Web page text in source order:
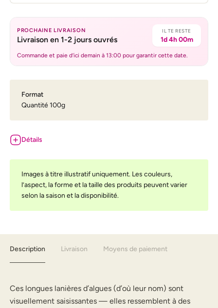
PROCHAINE LIVRAISON
Livraison en 1-2 jours ouvrés
IL TE RESTE
1d 4h 00m
Commande et paie d’ici demain à 13:00 pour garantir cette date.
Format
Quantité 100g
Détails
Images à titre illustratif uniquement. Les couleurs,
l’aspect, la forme et la taille des produits peuvent varier
selon la saison et la disponibilité.
Description Livraison Moyens de paiement
Ces longues lanières d’algues (d’où leur nom) sont
visuellement saisissantes — elles ressemblent à des